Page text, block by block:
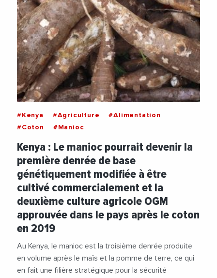
#Kenya #Agriculture
#Alimentation
#Coton
#Manioc
Kenya : Le manioc pourrait devenir la
première denrée de base
génétiquement modifiée à être
cultivé commercialement et la
deuxième culture agricole OGM
approuvée dans le pays après le coton
en 2019
Au Kenya, le manioc est la troisième denrée produite
en volume après le maïs et la pomme de terre, ce qui
en fait une filière stratégique pour la sécurité